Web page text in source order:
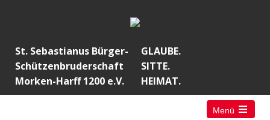
St. Sebastianus Bürger-
Schützenbruderschaft
Morken-Harff 1200 e.V.
GLAUBE.
SITTE.
HEIMAT.
Menü